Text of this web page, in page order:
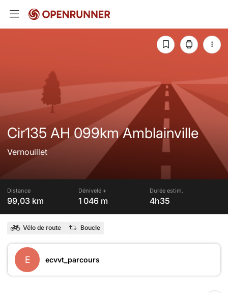
Cir135 AH 099km Amblainville
Vernouillet
Distance
99,03 km
Dénivelé +
1 046 m
Durée estim.
4h35
Vélo de route Boucle
E ecvvt_parcours